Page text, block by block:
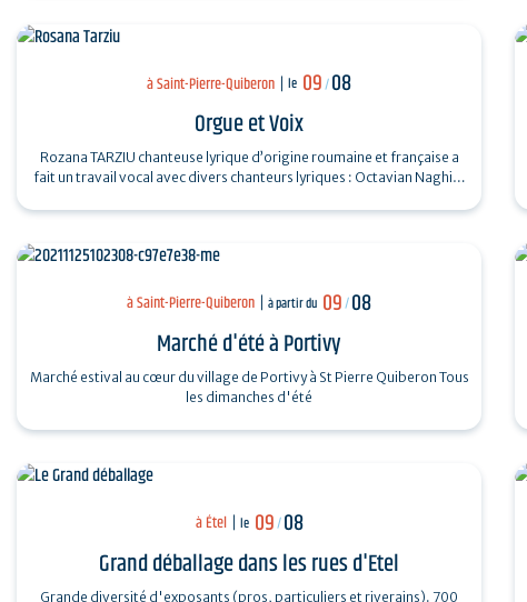
à Saint-Pierre-Quiberon le 09/08
Orgue et Voix
Rozana TARZIU chanteuse lyrique d’origine roumaine et française a
fait un travail vocal avec divers chanteurs lyriques : Octavian Naghiu,
à Saint-Pierre-Quiberon à partir du 09/08
Marché d'été à Portivy
Marché estival au cœur du village de Portivy à St Pierre Quiberon Tous
les dimanches d'été
à Étel le 09/ 08
Grand déballage dans les rues d'Etel
Grande diversité d'exposants (pros, particuliers et riverains). 700